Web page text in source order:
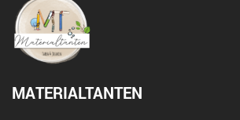
MATERIALTANTEN